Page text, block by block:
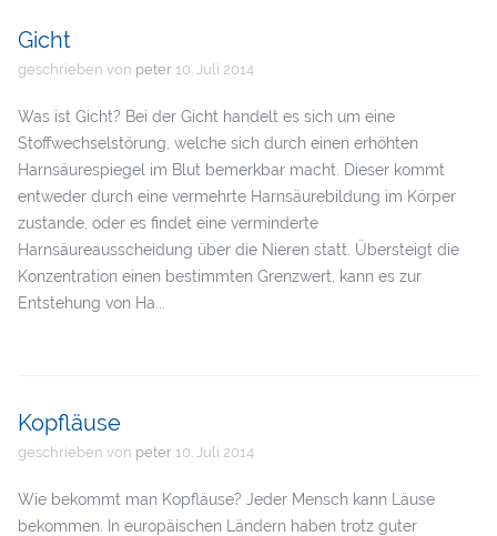
Gicht
geschrieben von peter 10. Juli 2014
Was ist Gicht? Bei der Gicht handelt es sich um eine
Stoffwechselstörung, welche sich durch einen erhöhten
Harnsäurespiegel im Blut bemerkbar macht. Dieser kommt
entweder durch eine vermehrte Harnsäurebildung im Körper
zustande, oder es findet eine verminderte
Harnsäureausscheidung über die Nieren statt. Übersteigt die
Konzentration einen bestimmten Grenzwert, kann es zur
Entstehung von Ha...
Kopfläuse
geschrieben von peter 10. Juli 2014
Wie bekommt man Kopfläuse? Jeder Mensch kann Läuse
bekommen. In europäischen Ländern haben trotz guter